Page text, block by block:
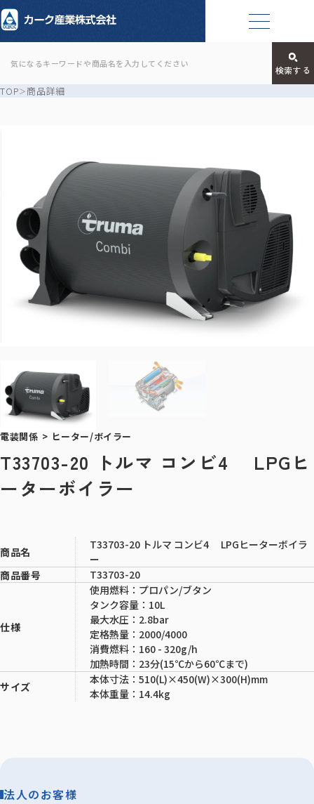
TOP 商品詳細
電装関係 > ヒーター/ボイラー
T33703-20 トルマ コンビ4 LPGヒ
ーターボイラー
商品名
T33703-20 トルマ コンビ4 LPGヒーターボイラ
ー
商品番号
T33703-20
仕様
使用燃料：プロパン/ブタン
タンク容量：10L
最大水圧：2.8bar
定格熱量：2000/4000
消費燃料：160 - 320g/h
加熱時間：23分(15℃から60℃まで)
サイズ
本体寸法：510(L)×450(W)×300(H)mm
本体重量：14.4kg
法人のお客様